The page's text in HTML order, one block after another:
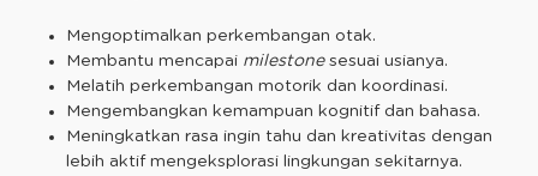
Mengoptimalkan perkembangan otak.
Membantu mencapai milestone sesuai usianya.
Melatih perkembangan motorik dan koordinasi.
Mengembangkan kemampuan kognitif dan bahasa.
Meningkatkan rasa ingin tahu dan kreativitas dengan
lebih aktif mengeksplorasi lingkungan sekitarnya.